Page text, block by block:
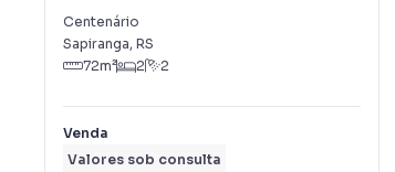
Centenário
Sapiranga, RS
72m² 2 2
Venda
Valores sob consulta